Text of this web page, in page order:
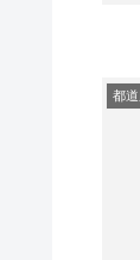
都